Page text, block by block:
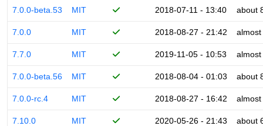
7.0.0-beta.53 MIT 2018-07-11 - 13:40 about
7.0.0 MIT 2018-08-27 - 21:42
7.7.0 MIT 2019-11-05 - 10:53
7.0.0-beta.56 MIT 2018-08-04 - 01:03 about
7.0.0-rc.4 MIT 2018-08-27 - 16:42
7.10.0 MIT 2020-05-26 - 21:43 about